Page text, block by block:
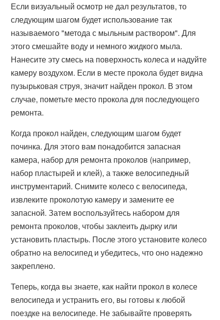
Если визуальный осмотр не дал результатов, то
следующим шагом будет использование так
называемого "метода с мыльным раствором". Для
этого смешайте воду и немного жидкого мыла.
Нанесите эту смесь на поверхность колеса и надуйте
камеру воздухом. Если в месте прокола будет видна
пузырьковая струя, значит найден прокол. В этом
случае, пометьте место прокола для последующего
ремонта.
Когда прокол найден, следующим шагом будет
починка. Для этого вам понадобится запасная
камера, набор для ремонта проколов (например,
набор пластырей и клей), а также велосипедный
инструментарий. Снимите колесо с велосипеда,
извлеките проколотую камеру и замените ее
запасной. Затем воспользуйтесь набором для
ремонта проколов, чтобы заклеить дырку или
установить пластырь. После этого установите колесо
обратно на велосипед и убедитесь, что оно надежно
закреплено.
Теперь, когда вы знаете, как найти прокол в колесе
велосипеда и устранить его, вы готовы к любой
поездке на велосипеде. Не забывайте проверять